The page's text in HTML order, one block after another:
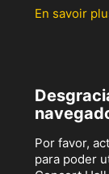
En savoir
Por favor,
para poder